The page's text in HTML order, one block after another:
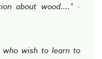
about wood...." -
who wish to learn to